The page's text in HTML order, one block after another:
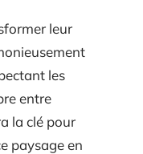
leur
les
entre
la clé pour
paysage en